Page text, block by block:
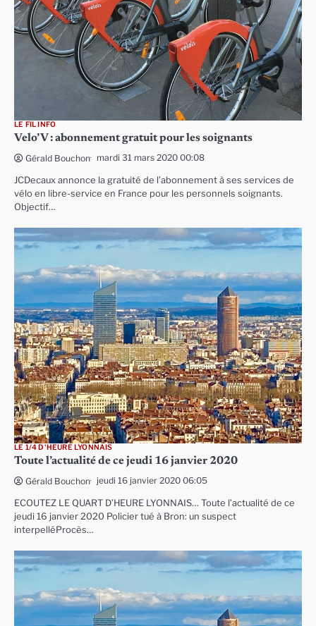
LE FIL INFO
Velo’V : abonnement gratuit pour les soignants
Gérald Bouchon mardi 31 mars 2020 00:08
JCDecaux annonce la gratuité de l’abonnement à ses services de
vélo en libre-service en France pour les personnels soignants.
Objectif…
LE 1/4 D'HEURE LYONNAIS
Toute l’actualité de ce jeudi 16 janvier 2020
Gérald Bouchon jeudi 16 janvier 2020 06:05
ECOUTEZ LE QUART D’HEURE LYONNAIS… Toute l’actualité de ce
jeudi 16 janvier 2020 Policier tué à Bron: un suspect
interpelléProcès…